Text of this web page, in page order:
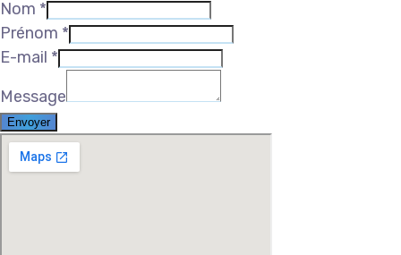
Nom *
Prénom *
E-mail *
Message
Envoyer